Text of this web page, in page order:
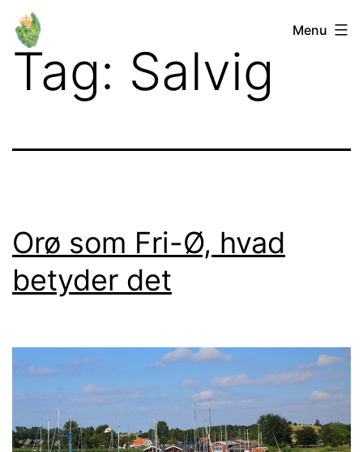
Fortsæt
indhold
Orø
Lokalforum
Menu
Tag: Salvig
Orø som Fri-Ø, hvad
betyder det